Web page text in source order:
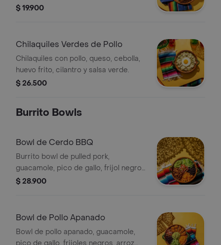
negros, arroz achiote, lechuga, queso
$ 19.900
Chilaquiles Verdes de Pollo
Chilaquiles con pollo, queso, cebolla,
huevo frito, cilantro y salsa verde.
$ 26.500
Burrito Bowls
Bowl de Cerdo BBQ
Burrito bowl de pulled pork,
guacamole, pico de gallo, frijol negro,
arroz achiote y lechuga.
$ 28.900
Bowl de Pollo Apanado
Bowl de pollo apanado, guacamole,